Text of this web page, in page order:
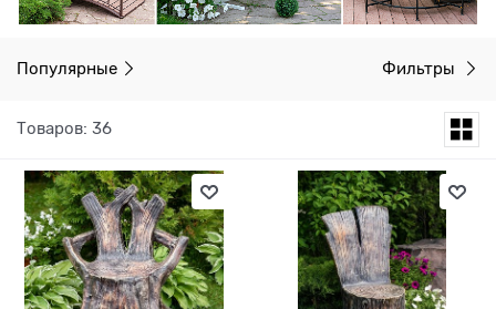
Популярные Фильтры
Товаров: 36